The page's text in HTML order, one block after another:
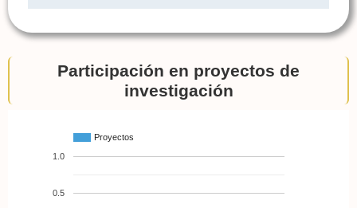
Participación en proyectos de
investigación
Proyectos
0.5
1.0